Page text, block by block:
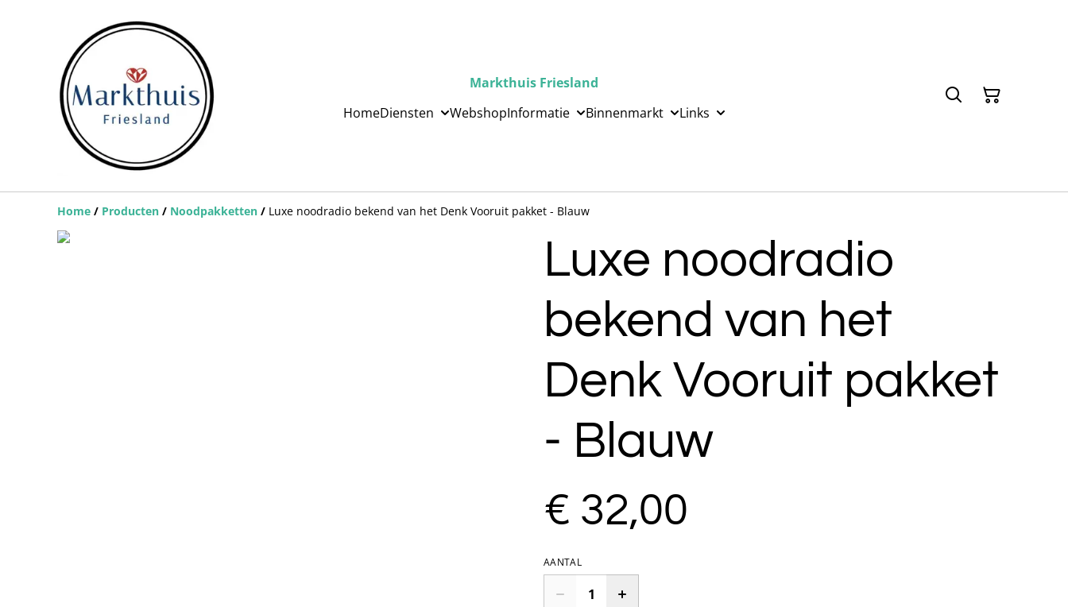
Markthuis Friesland
HomeDiensten WebshopInformatie Binnenmarkt Links
Home / Producten / Noodpakketten / Luxe noodradio bekend van het Denk Vooruit pakket - Blauw
Luxe noodradio
bekend van het
Denk Vooruit pakket
- Blauw
€ 32,00
AANTAL